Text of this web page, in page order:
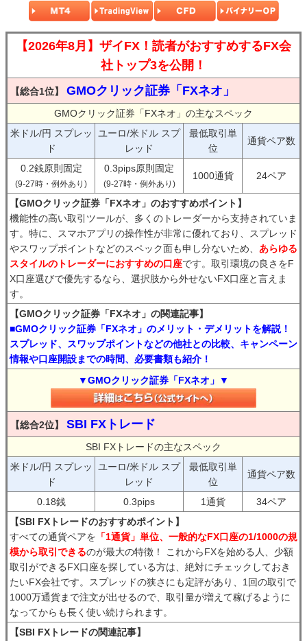
【2026年8月】ザイFX！読者がおすすめするFX会
社トップ3を公開！
【総合1位】 GMOクリック証券「FXネオ」
GMOクリック証券「FXネオ」の主なスペック
米ドル/円 スプレッ
ド
ユーロ/米ドル スプ
レッド
最低取引単
位
通貨ペア数
0.2銭原則固定
(9-27時・例外あり)
0.3pips原則固定
(9-27時・例外あり)
1000通貨 24ペア
【GMOクリック証券「FXネオ」のおすすめポイント】
機能性の高い取引ツールが、多くのトレーダーから支持されていま
す。特に、スマホアプリの操作性が非常に優れており、スプレッド
やスワップポイントなどのスペック面も申し分ないため、 あらゆる
スタイルのトレーダーにおすすめの口座です。取引環境の良さをF
X口座選びで優先するなら、選択肢から外せないFX口座と言えま
す。
【GMOクリック証券「FXネオ」の関連記事】
■GMOクリック証券「FXネオ」のメリット・デメリットを解説！
スプレッド、スワップポイントなどの他社との比較、キャンペーン
情報や口座開設までの時間、必要書類も紹介！
▼GMOクリック証券「FXネオ」▼
【総合2位】 SBI FXトレード
SBI FXトレードの主なスペック
米ドル/円 スプレッ
ド
ユーロ/米ドル スプ
レッド
最低取引単
位
通貨ペア数
0.18銭 0.3pips 1通貨
34ペア
【SBI FXトレードのおすすめポイント】
すべての通貨ペアを 「1通貨」単位、一般的なFX口座の1/1000の規
模から取引できるのが最大の特徴！ これからFXを始める人、少額
取引ができるFX口座を探している方は、絶対にチェックしておき
たいFX会社です。スプレッドの狭さにも定評があり、1回の取引で
1000万通貨まで注文が出せるので、取引量が増えて稼げるように
なってからも長く使い続けられます。
【SBI FXトレードの関連記事】